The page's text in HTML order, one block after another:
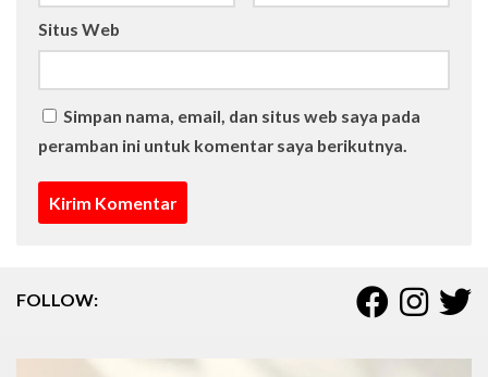
Situs Web
Simpan nama, email, dan situs web saya pada
peramban ini untuk komentar saya berikutnya.
FOLLOW: